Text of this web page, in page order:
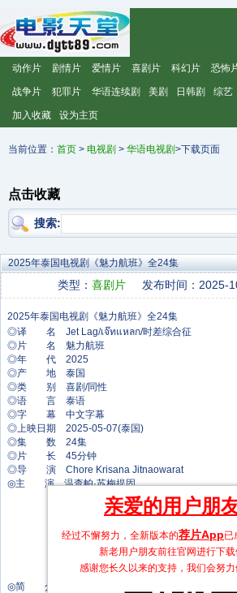
动作片 剧情片 爱情片 喜剧片 科幻片 恐怖
战争片 犯罪片 华语连续剧 美剧 日韩剧 综艺
加入收藏 设为主页
当前位置： 首页 > 电视剧 > 华语电视剧>下载页面
点击收藏
搜索:
2025年泰国电视剧《魅力航班》全24集
类型： 喜剧片 发布时间：2025-
◎译 名 Jet Lag/เจ๊ทแหลก/时差综合征
◎片 名 魅力航班
◎年 代 2025
◎产 地 泰国
◎类 别 喜剧/同性
◎语 言 泰语
◎字 幕 中文字幕
◎上映日期 2025-05-07(泰国)
◎集 数 24集
◎片 长 45分钟
◎导 演 Chore Krisana Jitnaowarat
◎主 演 温查帕·苏梅提固
Laemluang
琵雅缇达·米提拉荣
苏卡达·顾珑希
QP Nasiri Tantharat
查缇夏索罗尔·彭皮邦
Sprite Patteerat
◎简 介
亲爱的用户朋
经过不懈努力，全新版本的荐片App已
新老用户朋友前往官网进行下载
感谢您长久以来的支持，我们会努力